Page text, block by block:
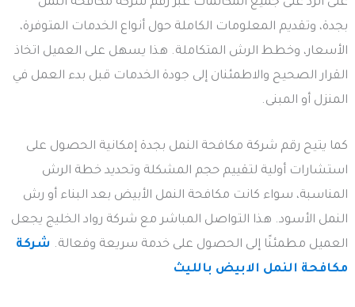
على الرد على جميع المكالمات عبر رقم شركة مكافحة النمل
بجدة، وتقديم المعلومات الكاملة حول أنواع الخدمات المتوفرة،
الأسعار، وخطط الرش المتكاملة. هذا يسهل على العميل اتخاذ
القرار الصحيح والاطمئنان إلى جودة الخدمات قبل بدء العمل في
المنزل أو المبنى.
كما يتيح رقم شركة مكافحة النمل بجدة إمكانية الحصول على
استشارات أولية لتقييم حجم المشكلة وتحديد خطة الرش
المناسبة، سواء كانت مكافحة النمل الأبيض بعد البناء أو رش
النمل الأسود. هذا التواصل المباشر مع شركة رواد الخليج يجعل
العميل مطمئنًا إلى الحصول على خدمة سريعة وفعالة. شركة
مكافحة النمل الابيض بالليث